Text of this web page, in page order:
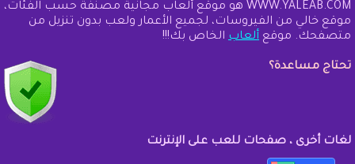
WWW.YALEAB.COM هو موقع ألعاب مجانية مصنفة حسب الفئات،
موقع خالي من الفيروسات، لجميع الأعمار ولعب بدون تنزيل من
متصفحك. موقع ألعاب الخاص بك!!!
تحتاج مساعدة؟
لغات أخرى ، صفحات للعب على الإنترنت